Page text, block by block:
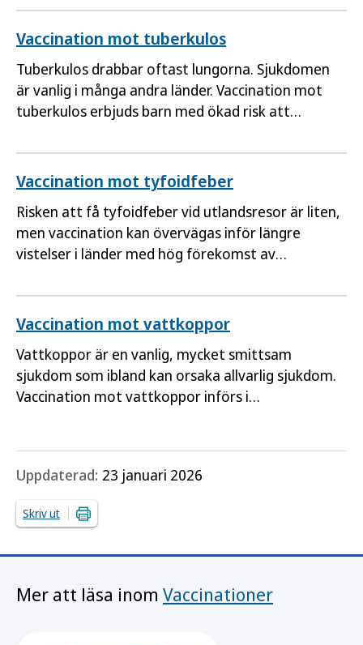
rekommendation om vaccination mot TBE riktar
sig till regionernas beslutsfattare.
Vaccination mot tuberkulos
Tuberkulos drabbar oftast lungorna. Sjukdomen
är vanlig i många andra länder. Vaccination mot
tuberkulos erbjuds barn med ökad risk att
Vaccination mot tyfoidfeber
Risken att få tyfoidfeber vid utlandsresor är liten,
men vaccination kan övervägas inför längre
vistelser i länder med hög förekomst av
Vaccination mot vattkoppor
Vattkoppor är en vanlig, mycket smittsam
sjukdom som ibland kan orsaka allvarlig sjukdom.
Vaccination mot vattkoppor införs i
Uppdaterad: 23 januari 2026
Skriv ut
Mer att läsa inom Vaccinationer